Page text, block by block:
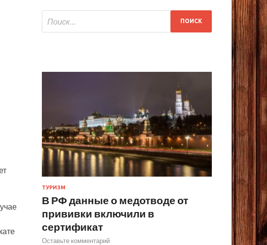
ТУРИЗМ
В РФ данные о медотводе от
прививки включили в
сертификат
Оставьте комментарий